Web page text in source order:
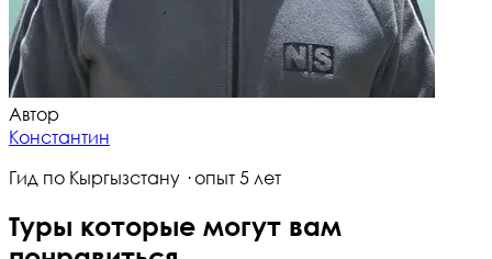
Автор
Константин
Гид по Кыргызстану · опыт 5 лет
Туры которые могут вам